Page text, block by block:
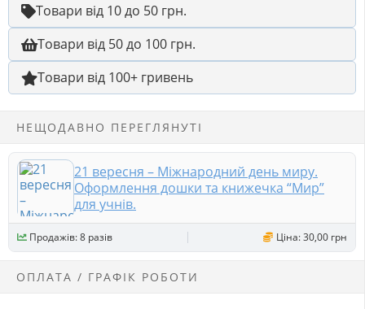
Товари від 10 до 50 грн.
Товари від 50 до 100 грн.
Товари від 100+ гривень
НЕЩОДАВНО ПЕРЕГЛЯНУТІ
21 вересня – Міжнародний день миру.
Оформлення дошки та книжечка “Мир”
для учнів.
Продажів: 8 разів Ціна: 30,00 грн
ОПЛАТА / ГРАФІК РОБОТИ